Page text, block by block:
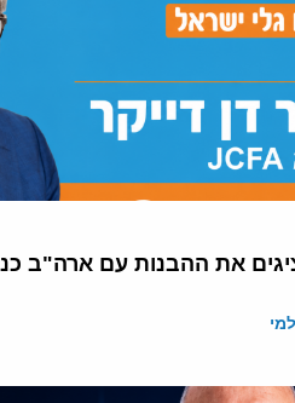
את ההבנות עם ארה"ב